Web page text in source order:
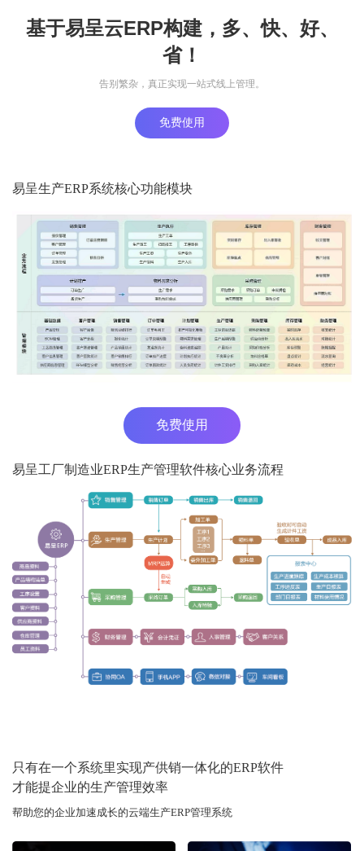
基于易呈云ERP构建，多、快、好、
省！
告别繁杂，真正实现一站式线上管理。
免费使用
易呈生产ERP系统核心功能模块
免费使用
易呈工厂制造业ERP生产管理软件核心业务流程
只有在一个系统里实现产供销一体化的ERP软件
才能提企业的生产管理效率
帮助您的企业加速成长的云端生产ERP管理系统